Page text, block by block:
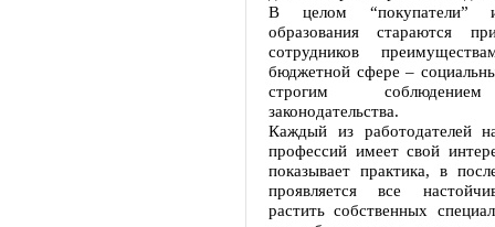
В целом “покупатели”
образования стараются
сотрудников
бюджетной сфере –
строгим
законодательства.
Каждый из работодателей
профессий имеет свой
показывает практика, в
проявляется все
растить собственных